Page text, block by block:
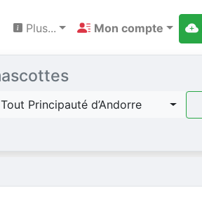
Plus... Mon compte
Tout Principauté d’Andorre